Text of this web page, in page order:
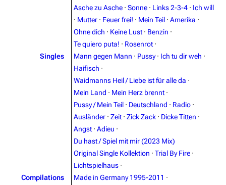
3.4K 12 290.4K
Navigation
Main page
Random page
Rammstein
Information
Discography
Videography
Song list
Tour dates
Merchandise
Emigrate
Lindemann
Singles
Asche zu Asche · Sonne · Links 2-3-4 · Ich will
· Mutter · Feuer frei! · Mein Teil · Amerika ·
Ohne dich · Keine Lust · Benzin ·
Te quiero puta! · Rosenrot ·
Mann gegen Mann · Pussy · Ich tu dir weh ·
Haifisch ·
Waidmanns Heil / Liebe ist für alle da ·
Mein Land · Mein Herz brennt ·
Pussy / Mein Teil · Deutschland · Radio ·
Ausländer · Zeit · Zick Zack · Dicke Titten ·
Angst · Adieu ·
Du hast / Spiel mit mir (2023 Mix)
Compilations
Original Single Kollektion · Trial By Fire ·
Lichtspielhaus ·
Made in Germany 1995-2011 ·